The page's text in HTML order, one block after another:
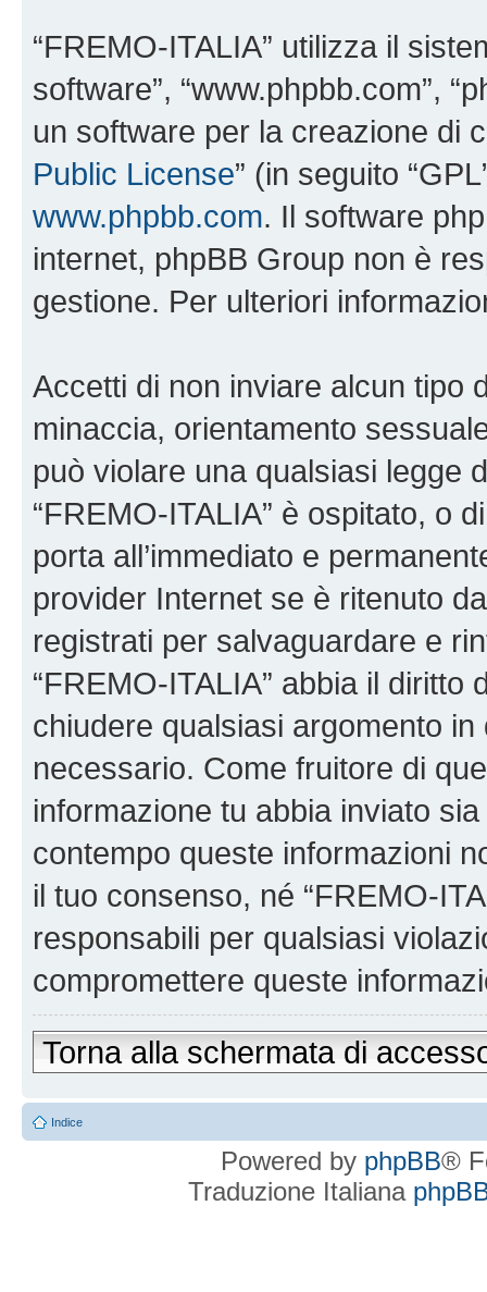
“FREMO-ITALIA” utilizza il
software”, “www.phpbb.com”,
un software per la creazione di
Public License” (in seguito
www.phpbb.com. Il software
internet, phpBB Group non è
gestione. Per ulteriori
Accetti di non inviare alcun tipo
minaccia, orientamento
può violare una qualsiasi legge
“FREMO-ITALIA” è ospitato, o
porta all’immediato e
provider Internet se è ritenuto
registrati per salvaguardare e
“FREMO-ITALIA” abbia il
chiudere qualsiasi argomento
necessario. Come fruitore di
informazione tu abbia inviato
contempo queste informazioni
il tuo consenso, né “FREMO-
responsabili per qualsiasi
compromettere queste
Torna alla schermata di
Indice
Powered by phpBB®
Traduzione Italiana